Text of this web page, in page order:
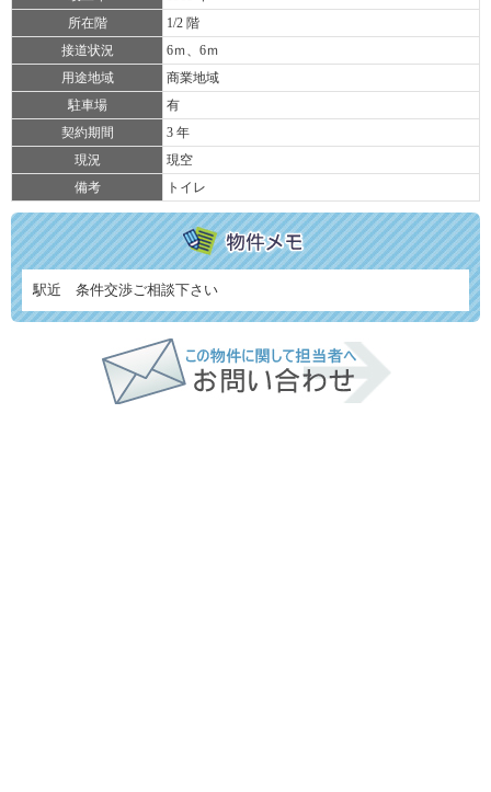
所在階
1/2 階
接道状況
6ｍ、6ｍ
用途地域
商業地域
駐車場
有
契約期間
3 年
現況
現空
備考
トイレ
駅近 条件交渉ご相談下さい